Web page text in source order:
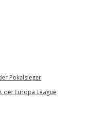
Pokalsieger
der Europa League